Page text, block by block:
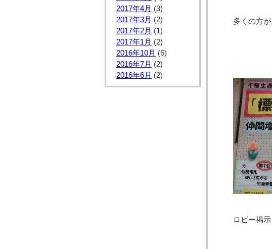
2017年4月 (3)
2017年3月 (2)
2017年2月 (1)
2017年1月 (2)
2016年10月 (6)
2016年7月 (2)
2016年6月 (2)
多くの方
ロビー掲示